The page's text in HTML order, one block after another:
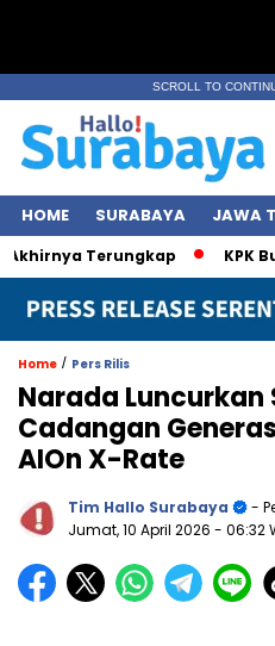
SCROLL TO
HOME SURABAYA JAWA
Terungkap KPK
Home / Pers Rilis
Narada Luncurkan
Cadangan
AIOn X-Rate
Tim Hallo Surabaya
-
Jumat, 10 April 2026 - 06:32